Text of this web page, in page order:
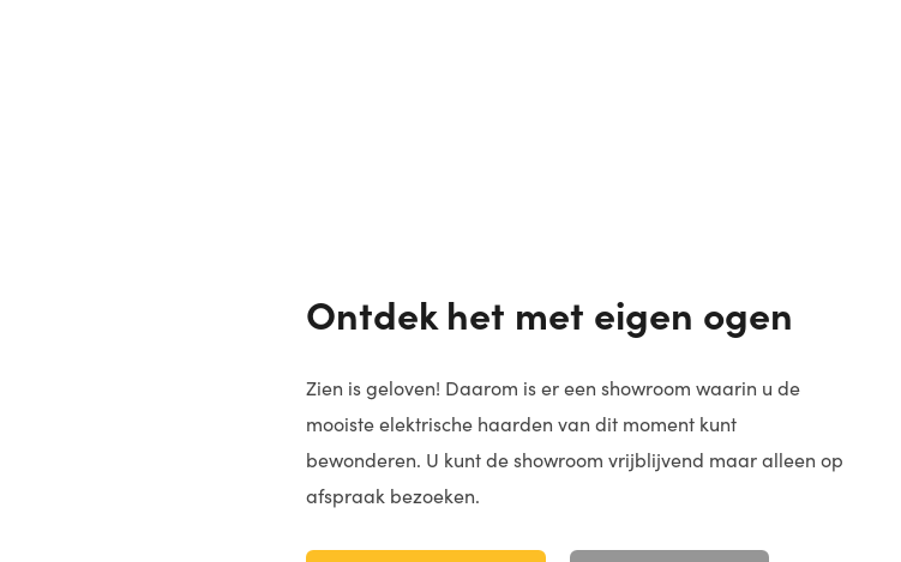
Ontdek het met eigen ogen
Zien is geloven! Daarom is er een showroom waarin u de
mooiste elektrische haarden van dit moment kunt
bewonderen. U kunt de showroom vrijblijvend maar alleen op
afspraak bezoeken.